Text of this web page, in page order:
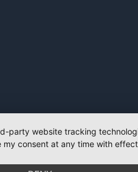
party website tracking
my consent at any time with